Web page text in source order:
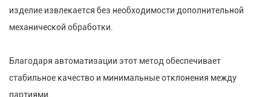
изделие извлекается без необходимости дополнительной
механической обработки.
Благодаря автоматизации этот метод обеспечивает
стабильное качество и минимальные отклонения между
партиями.